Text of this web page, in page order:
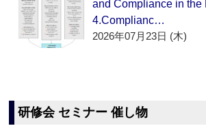
and Compliance in the
4.Complianc…
2026年07月23日 (木)
研修会 セミナー 催し物